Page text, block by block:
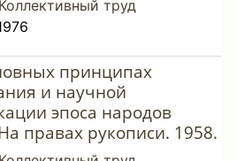
Коллективный труд
принципах
и научной
эпоса народов
правах рукописи. 1958.